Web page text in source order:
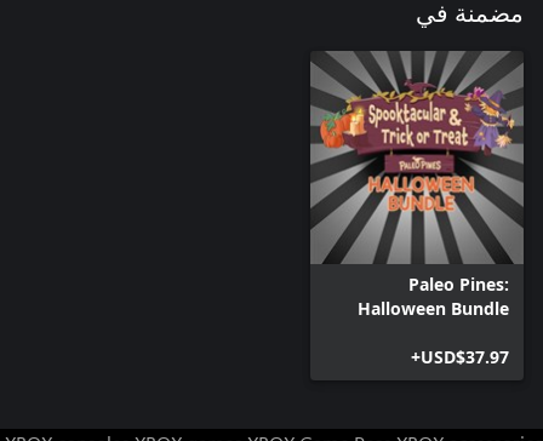
مضمنة في
Paleo Pines:
Halloween Bundle
USD$37.97+